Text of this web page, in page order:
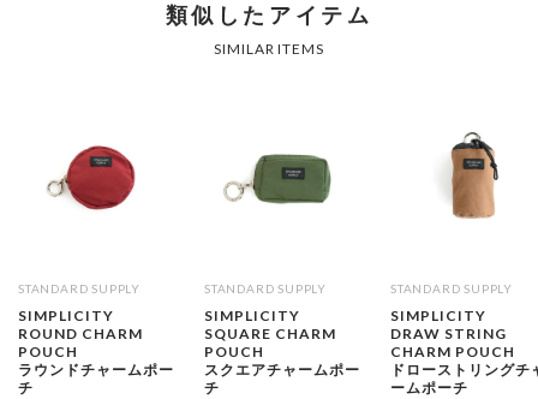
類似したアイテム
SIMILAR ITEMS
STANDARD SUPPLY
SIMPLICITY
ROUND CHARM
POUCH
ラウンドチャームポー
チ
STANDARD SUPPLY
SIMPLICITY
SQUARE CHARM
POUCH
スクエアチャームポー
チ
STANDARD SUPPLY
SIMPLICITY
DRAW STRING
CHARM POUCH
ドローストリングチ
ームポーチ